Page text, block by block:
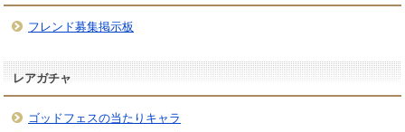
フレンド募集掲示板
レアガチャ
ゴッドフェスの当たりキャラ